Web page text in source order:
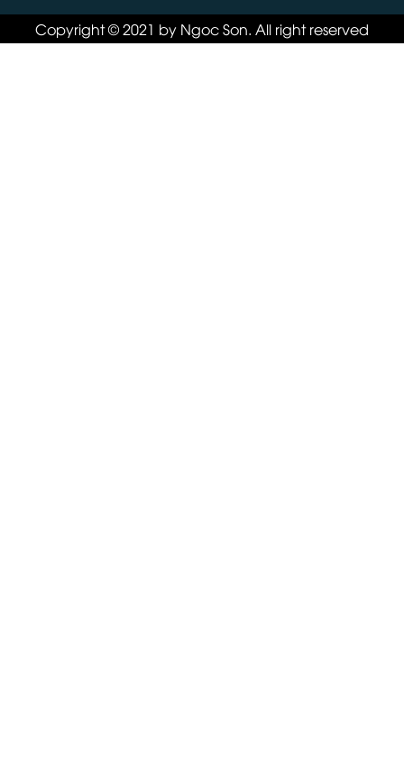
Copyright © 2021 by Ngoc Son. All right reserved